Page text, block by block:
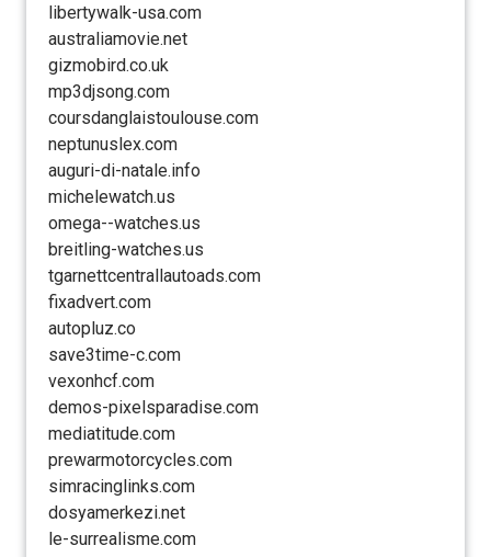
libertywalk-usa.com
australiamovie.net
gizmobird.co.uk
mp3djsong.com
coursdanglaistoulouse.com
neptunuslex.com
auguri-di-natale.info
michelewatch.us
omega--watches.us
breitling-watches.us
tgarnettcentrallautoads.com
fixadvert.com
autopluz.co
save3time-c.com
vexonhcf.com
demos-pixelsparadise.com
mediatitude.com
prewarmotorcycles.com
simracinglinks.com
dosyamerkezi.net
le-surrealisme.com